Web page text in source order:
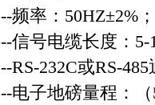
--频率：50HZ±2%；
--信号电缆长度：5-
--RS-232C或RS-
--电子地磅量程：